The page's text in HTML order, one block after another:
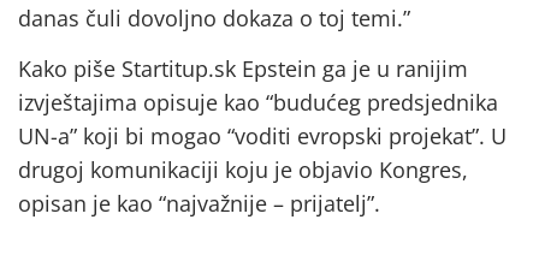
danas čuli dovoljno dokaza o toj temi.”
Kako piše Startitup.sk Epstein ga je u ranijim
izvještajima opisuje kao “budućeg predsjednika
UN-a” koji bi mogao “voditi evropski projekat”. U
drugoj komunikaciji koju je objavio Kongres,
opisan je kao “najvažnije – prijatelj”.